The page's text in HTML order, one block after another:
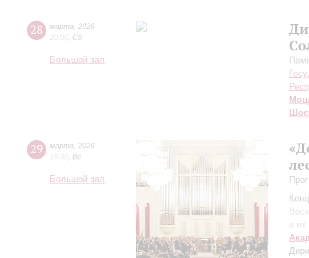
28 марта
2026
20:00 Сб
Большой зал
29 марта
2026
15:00 Вс
Большой зал
и их